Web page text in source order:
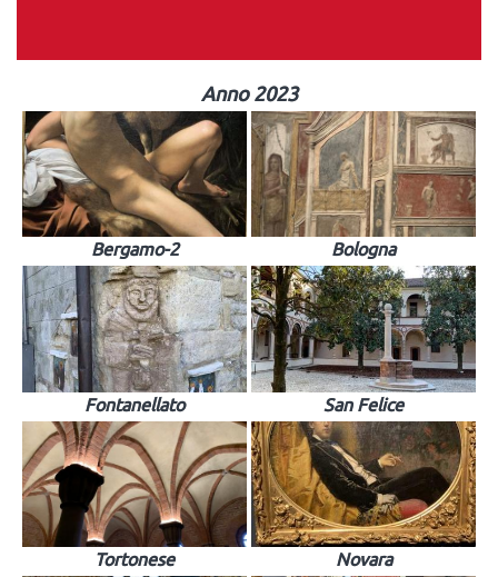
Anno 2023
Bergamo-2 Bologna
Fontanellato San Felice
Tortonese Novara